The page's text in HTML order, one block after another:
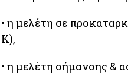
• η μελέτη σε
Κ),
• η μελέτη σήμανσης &